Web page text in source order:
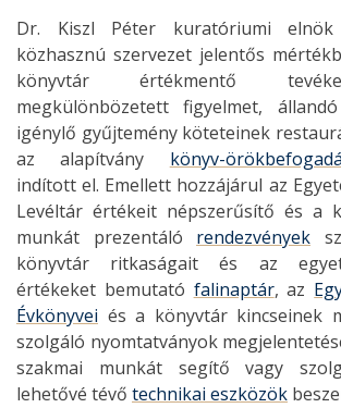
Dr. Kiszl Péter kuratóriumi elnök
közhasznú szervezet jelentős
könyvtár értékmentő
megkülönbözetett figyelmet,
igénylő gyűjtemény köteteinek
az alapítvány könyv-
indított el. Emellett hozzájárul az
Levéltár értékeit népszerűsítő és a
munkát prezentáló rendezvények
könyvtár ritkaságait és az
értékeket bemutató falinaptár, az
Évkönyvei és a könyvtár kincseinek
szolgáló nyomtatványok
szakmai munkát segítő vagy
lehetővé tévő technikai eszközök